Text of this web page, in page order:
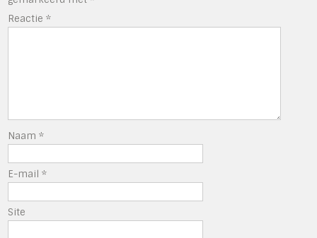
Reactie*
Naam*
E-mail*
Site